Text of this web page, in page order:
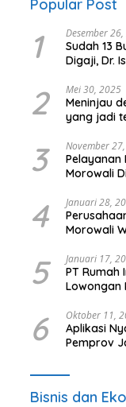
Popular Post
1 Desember
Sudah 13
Digaji, Dr.
2 Mei 30, 2025
Meninjau
yang jadi
3 November
Pelayanan
Morowali
4 Januari 28,
Morowali
5 Januari 17,
PT Rumah
Lowongan
6 Oktober 11,
Aplikasi
Pemprov
Bisnis dan